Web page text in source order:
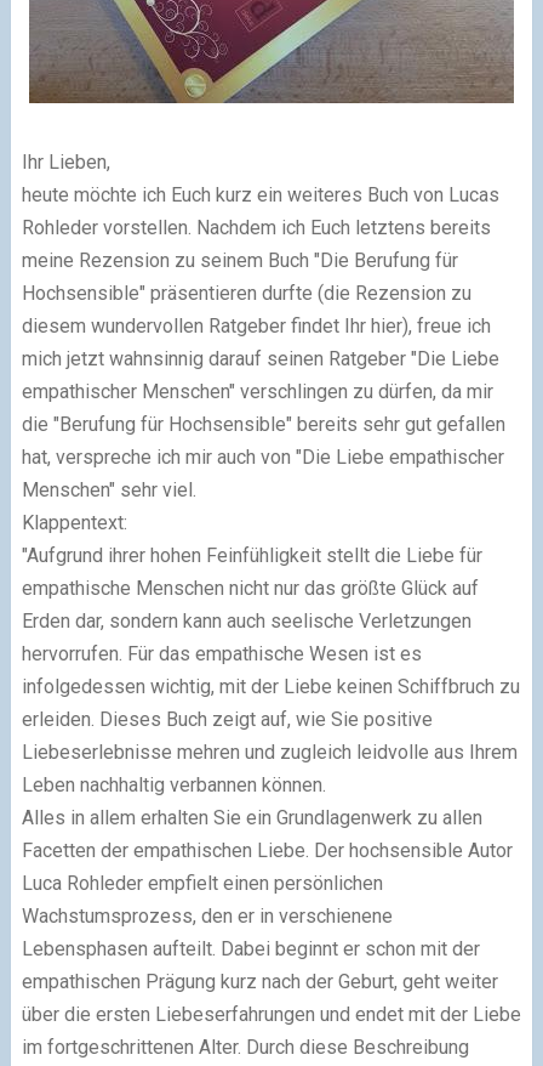
Ihr Lieben,
heute möchte ich Euch kurz ein weiteres Buch von Lucas
Rohleder vorstellen. Nachdem ich Euch letztens bereits
meine Rezension zu seinem Buch "Die Berufung für
Hochsensible" präsentieren durfte (die Rezension zu
diesem wundervollen Ratgeber findet Ihr hier), freue ich
mich jetzt wahnsinnig darauf seinen Ratgeber "Die Liebe
empathischer Menschen" verschlingen zu dürfen, da mir
die "Berufung für Hochsensible" bereits sehr gut gefallen
hat, verspreche ich mir auch von "Die Liebe empathischer
Menschen" sehr viel.
Klappentext:
"Aufgrund ihrer hohen Feinfühligkeit stellt die Liebe für
empathische Menschen nicht nur das größte Glück auf
Erden dar, sondern kann auch seelische Verletzungen
hervorrufen. Für das empathische Wesen ist es
infolgedessen wichtig, mit der Liebe keinen Schiffbruch zu
erleiden. Dieses Buch zeigt auf, wie Sie positive
Liebeserlebnisse mehren und zugleich leidvolle aus Ihrem
Leben nachhaltig verbannen können.
Alles in allem erhalten Sie ein Grundlagenwerk zu allen
Facetten der empathischen Liebe. Der hochsensible Autor
Luca Rohleder empfielt einen persönlichen
Wachstumsprozess, den er in verschienene
Lebensphasen aufteilt. Dabei beginnt er schon mit der
empathischen Prägung kurz nach der Geburt, geht weiter
über die ersten Liebeserfahrungen und endet mit der Liebe
im fortgeschrittenen Alter. Durch diese Beschreibung